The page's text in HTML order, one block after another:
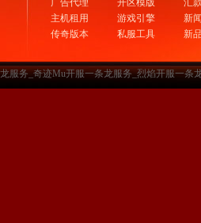
广告代理
主机租用
传奇版本
开区模版
游戏引擎
私服工具
汇
新
新
服务_奇迹Mu开服一条龙服务_烈焰开服一条